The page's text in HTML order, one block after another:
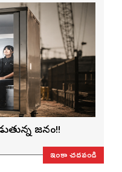
జనం!!
ఇంకా చదవండి